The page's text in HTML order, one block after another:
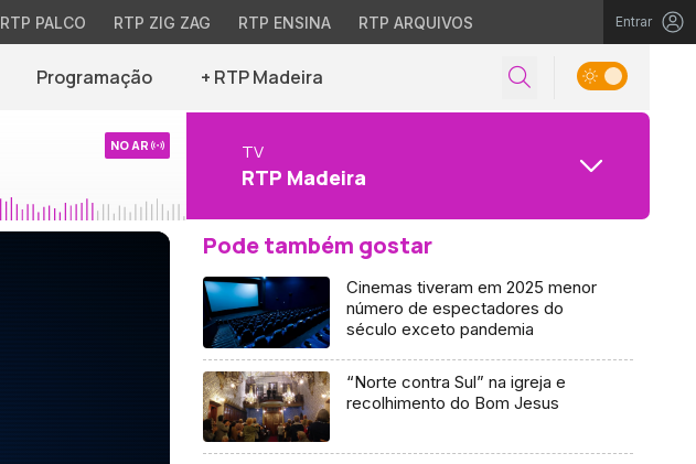
RTP PALCO RTP ZIG ZAG RTP ENSINA RTP ARQUIVOS Entrar
Programação + RTP Madeira
NO AR TV
RTP Madeira
Pode também gostar
Cinemas tiveram em 2025 menor
número de espectadores do
século exceto pandemia
“Norte contra Sul” na igreja e
recolhimento do Bom Jesus